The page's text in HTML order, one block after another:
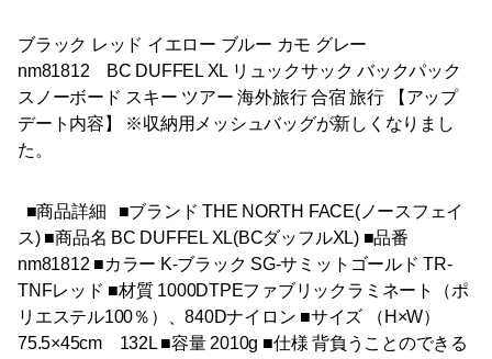
ブラック レッド イエロー ブルー カモ グレー
nm81812 BC DUFFEL XL リュックサック バックパック
スノーボード スキー ツアー 海外旅行 合宿 旅行 【アップ
デート内容】 ※収納用メッシュバッグが新しくなりまし
た。
■商品詳細 ■ブランド THE NORTH FACE(ノースフェイ
ス) ■商品名 BC DUFFEL XL(BCダッフルXL) ■品番
nm81812 ■カラー K-ブラック SG-サミットゴールド TR-
TNFレッド ■材質 1000DTPEファブリックラミネート（ポ
リエステル100％）、840Dナイロン ■サイズ （H×W）
75.5×45cm 132L ■容量 2010g ■仕様 背負うことのできる